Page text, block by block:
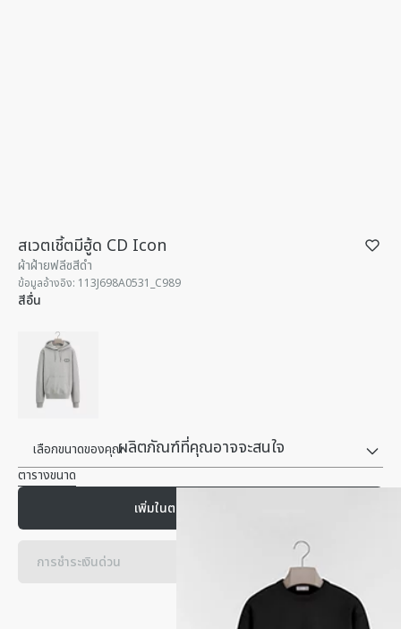
สเวตเชิ้ตมีฮู้ด CD Icon
ผ้าฝ้ายฟลีซสีดํา
ข้อมูลอ้างอิง: 113J698A0531_C989
สีอื่น
เลือกขนาดของคุณ
ตารางขนาด
เพิ่มในตะกร้า
การชําระเงินด่วน
ผลิตภัณฑ์ที่คุณอาจจะสนใจ